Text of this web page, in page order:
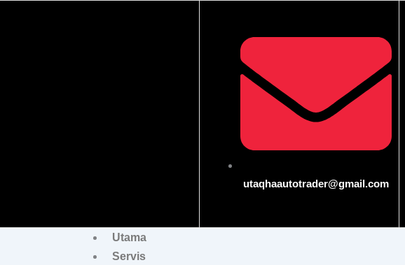
utaqhaautotrader@gmail.com
Utama
Servis